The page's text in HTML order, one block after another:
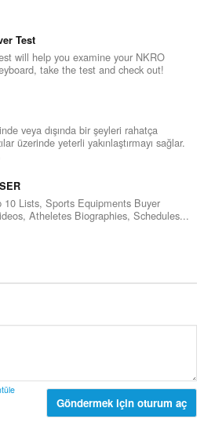
Test
will help you examine your NKRO
take the test and check out!
veya dışında bir şeyleri rahatça
üzerinde yeterli yakınlaştırmayı sağlar.
10 Lists, Sports Equipments Buyer
Atheletes Biographies, Schedules...
Göndermek için oturum aç